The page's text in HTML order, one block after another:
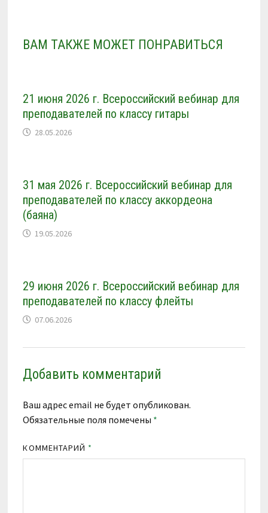
ВАМ ТАКЖЕ МОЖЕТ ПОНРАВИТЬСЯ
21 июня 2026 г. Всероссийский вебинар для
преподавателей по классу гитары
28.05.2026
31 мая 2026 г. Всероссийский вебинар для
преподавателей по классу аккордеона
(баяна)
19.05.2026
29 июня 2026 г. Всероссийский вебинар для
преподавателей по классу флейты
07.06.2026
Добавить комментарий
Ваш адрес email не будет опубликован.
Обязательные поля помечены *
КОММЕНТАРИЙ *